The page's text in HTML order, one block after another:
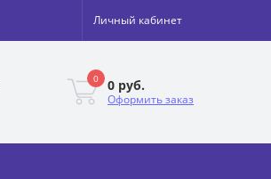
Личный кабинет
0 0 руб.
Оформить заказ